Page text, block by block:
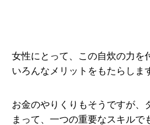
女性にとって、この自炊の力を
いろんなメリットをもたらしま
お金のやりくりもそうですが、
まって、一つの重要なスキルで